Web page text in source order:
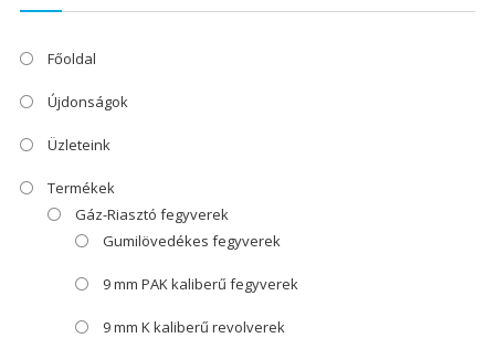
Főoldal
Újdonságok
Üzleteink
Termékek
Gáz-Riasztó fegyverek
Gumilövedékes fegyverek
9 mm PAK kaliberű fegyverek
9 mm K kaliberű revolverek